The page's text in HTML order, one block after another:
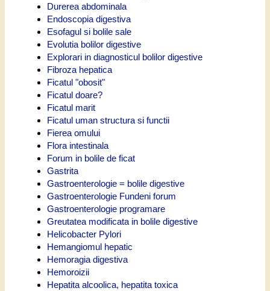
Durerea abdominala
Endoscopia digestiva
Esofagul si bolile sale
Evolutia bolilor digestive
Explorari in diagnosticul bolilor digestive
Fibroza hepatica
Ficatul "obosit"
Ficatul doare?
Ficatul marit
Ficatul uman structura si functii
Fierea omului
Flora intestinala
Forum in bolile de ficat
Gastrita
Gastroenterologie = bolile digestive
Gastroenterologie Fundeni forum
Gastroenterologie programare
Greutatea modificata in bolile digestive
Helicobacter Pylori
Hemangiomul hepatic
Hemoragia digestiva
Hemoroizii
Hepatita alcoolica, hepatita toxica